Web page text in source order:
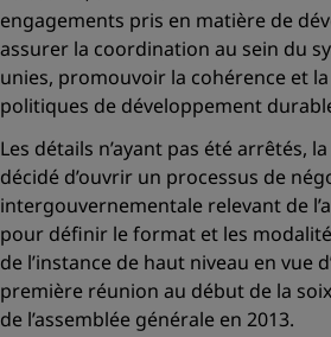
engagements pris en matière de
assurer la coordination au sein du
unies, promouvoir la cohérence et
politiques de développement
Les détails n’ayant pas été arrêtés,
décidé d’ouvrir un processus de
intergouvernementale relevant de
pour définir le format et les
de l’instance de haut niveau en vue
première réunion au début de la
de l’assemblée générale en 2013.